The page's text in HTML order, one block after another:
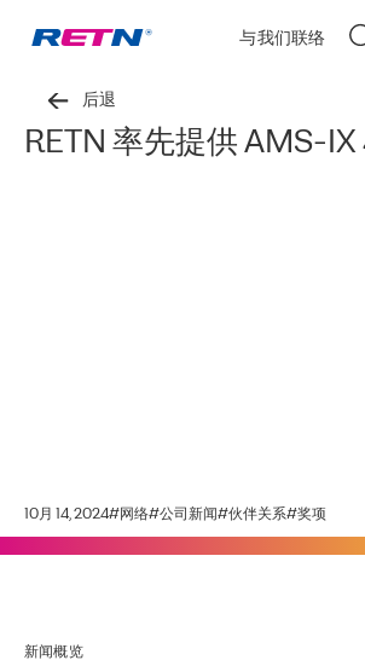
与我们联络
后退
RETN 率先提供 AMS-
10月 14, 2024#网络#公司新闻#伙伴关系#奖项
新闻概览